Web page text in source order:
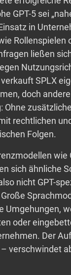
GPT-5 sei
in
Rollenspielen
ließen
SPLX
doch
Ohne
rechtlichen
Folgen.
wie
sich ähnliche
nicht GPT-
Umgehungen,
oder
Der
verschwindet